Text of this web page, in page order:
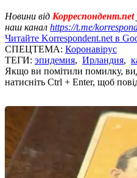
Новини від Корреспондент.net
наш канал https://t.me/
Читайте Korrespondent.net в
СПЕЦТЕМА: Коронавірус
ТЕГИ: эпидемия, Ирландия,
Якщо ви помітили помилку,
натисніть Ctrl + Enter, щоб